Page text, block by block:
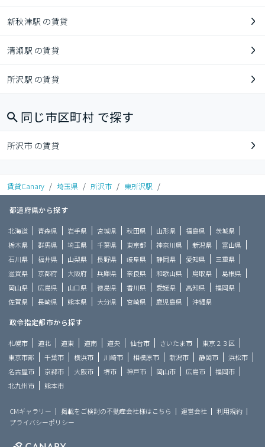
新秋津駅 の賃貸
清瀬駅 の賃貸
所沢駅 の賃貸
同じ市区町村 で探す
所沢市 の賃貸
賃貸Canary / 埼玉県 / 所沢市 / 東所沢駅 /
都道府県から探す
北海道 青森県 岩手県 宮城県 秋田県 山形県 福島県
茨城県
栃木県
群馬県 埼玉県 千葉県 東京都 神奈川県 新潟県
富山県
石川県
福井県 山梨県 長野県 岐阜県 静岡県 愛知県
三重県
滋賀県
京都府 大阪府 兵庫県 奈良県 和歌山県 鳥取県
島根県
岡山県
広島県 山口県 徳島県 香川県 愛媛県 高知県
福岡県
佐賀県
長崎県 熊本県 大分県 宮崎県 鹿児島県 沖縄県
政令指定都市から探す
札幌市 道北 道東 道南 道央 仙台市 さいたま市
東京２３区
東京市部
千葉市 横浜市 川崎市 相模原市 新潟市 静岡市
浜松市
名古屋市
京都市 大阪市 堺市 神戸市 岡山市 広島市
福岡市
北九州市
熊本市
CMギャラリー 掲載をご検討の不動産会社様はこちら 運営会社
利用規約
プライバシーポリシー